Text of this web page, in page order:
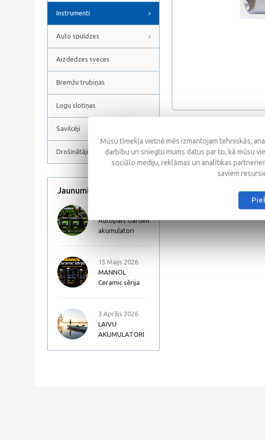
Instrumenti
Auto spuldzes
Aizdedzes sveces
Bremžu trubiņas
Logu slotiņas
Savilcēji
Drošinātāji
Jaunumi
Autopart Garden
akumulatori
15 Maijs 2026
MANNOL
Ceramic sērija
3 Aprīlis 2026
LAIVU
AKUMULATORI
Atsauksmes
Mūsu tīmekļa vietnē mēs izmantojam tehniskās,
darbību un sniegtu mums datus par to, kā mūsu
sociālo mediju, reklāmas un analītikas
saviem